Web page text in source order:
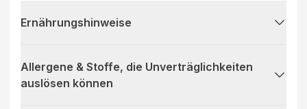
Ernährungshinweise
Allergene & Stoffe, die Unverträglichkeiten
auslösen können